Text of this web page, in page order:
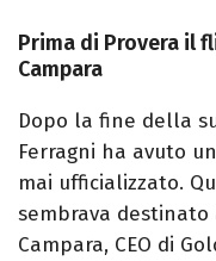
Prima di Provera il
Campara
Dopo la fine della
Ferragni ha avuto
mai ufficializzato.
sembrava
Campara, CEO di